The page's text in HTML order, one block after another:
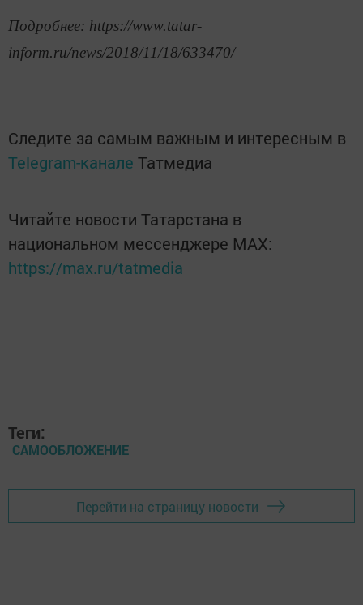
Подробнее: https://www.tatar-
inform.ru/news/2018/11/18/633470/
Следите за самым важным и интересным в
Telegram-канале Татмедиа
Читайте новости Татарстана в
национальном мессенджере MАХ:
https://max.ru/tatmedia
Теги:
САМООБЛОЖЕНИЕ
Перейти на страницу новости